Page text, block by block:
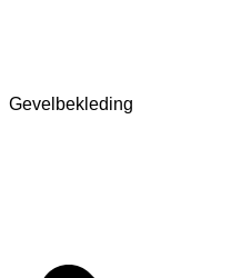
Gevelbekleding